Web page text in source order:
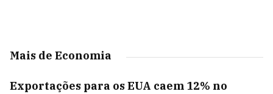
Mais de Economia
Exportações para os EUA caem 12% no